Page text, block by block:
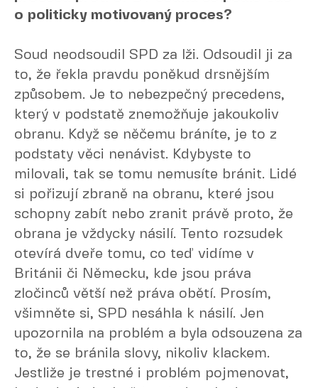
o politicky motivovaný proces?
Soud neodsoudil SPD za lži. Odsoudil ji za
to, že řekla pravdu poněkud drsnějším
způsobem. Je to nebezpečný precedens,
který v podstatě znemožňuje jakoukoliv
obranu. Když se něčemu bráníte, je to z
podstaty věci nenávist. Kdybyste to
milovali, tak se tomu nemusíte bránit. Lidé
si pořizují zbraně na obranu, které jsou
schopny zabít nebo zranit právě proto, že
obrana je vždycky násilí. Tento rozsudek
otevírá dveře tomu, co teď vidíme v
Británii či Německu, kde jsou práva
zločinců větší než práva obětí. Prosím,
všimněte si, SPD nesáhla k násilí. Jen
upozornila na problém a byla odsouzena za
to, že se bránila slovy, nikoliv klackem.
Jestliže je trestné i problém pojmenovat,